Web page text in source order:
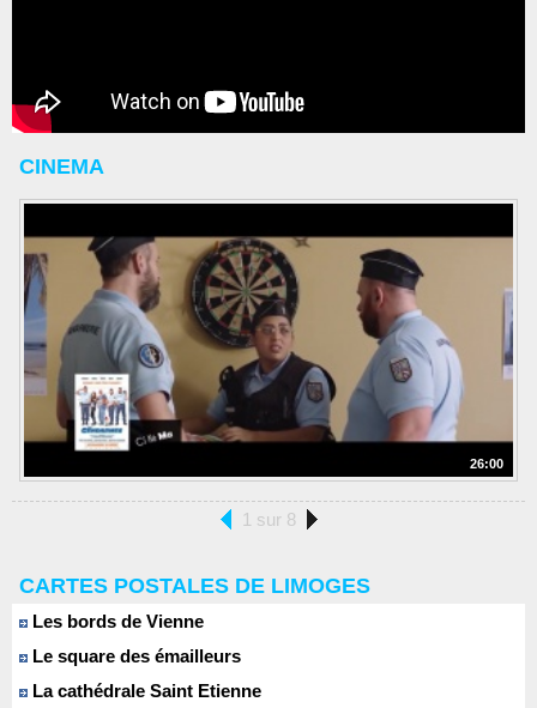
CINEMA
26:00
1 sur 8
CARTES POSTALES DE LIMOGES
Les bords de Vienne
Le square des émailleurs
La cathédrale Saint Etienne